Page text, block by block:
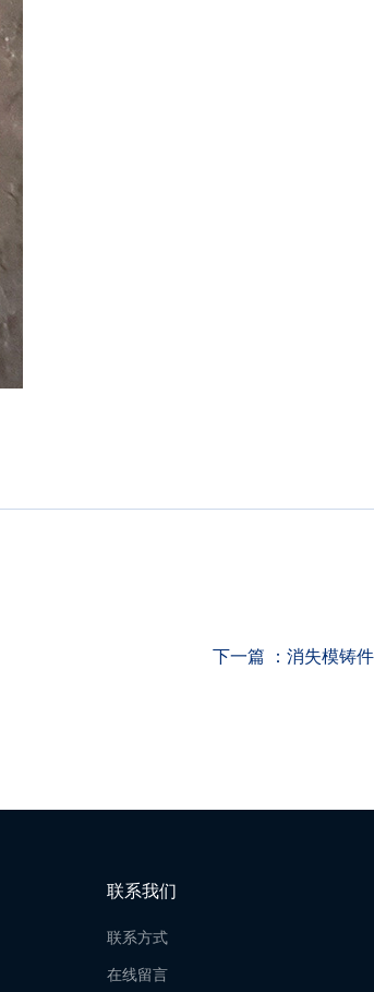
下一篇 ： 消失模铸件
联系我们
联系方式
在线留言